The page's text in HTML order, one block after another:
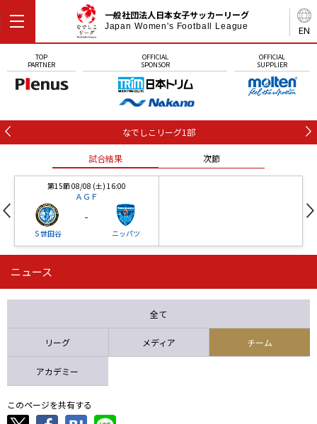
EN
一般社団法人日本女子サッカーリーグ
Japan Women's Football League
TOP
PARTNER
OFFICIAL
SPONSOR
OFFICIAL
SUPPLIER
なでしこリーグ1部
試合結果 次節
第15節 08/08 (土) 16:00
ＡＧＦ
Ｓ世田谷
-
ニッパツ
第16節 09/05 (土) 15:00
ニッパツ 石人の星
ニュース
全て
リーグ メディア チーム
アカデミー
このページを共有する